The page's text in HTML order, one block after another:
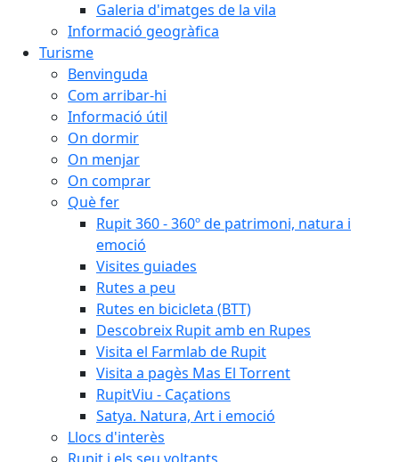
Galeria d'imatges de la vila
Informació geogràfica
Turisme
Benvinguda
Com arribar-hi
Informació útil
On dormir
On menjar
On comprar
Què fer
Rupit 360 - 360º de patrimoni, natura i
emoció
Visites guiades
Rutes a peu
Rutes en bicicleta (BTT)
Descobreix Rupit amb en Rupes
Visita el Farmlab de Rupit
Visita a pagès Mas El Torrent
RupitViu - Caçations
Satya. Natura, Art i emoció
Llocs d'interès